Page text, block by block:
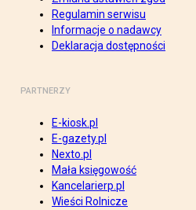
Regulamin serwisu
Informacje o nadawcy
Deklaracja dostępności
PARTNERZY
E-kiosk.pl
E-gazety.pl
Nexto.pl
Mała księgowość
Kancelarierp.pl
Wieści Rolnicze